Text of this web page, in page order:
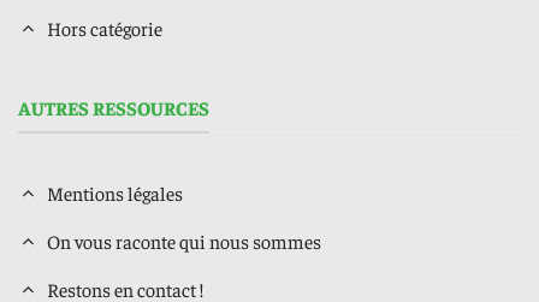
Hors catégorie
AUTRES RESSOURCES
Mentions légales
On vous raconte qui nous sommes
Restons en contact !